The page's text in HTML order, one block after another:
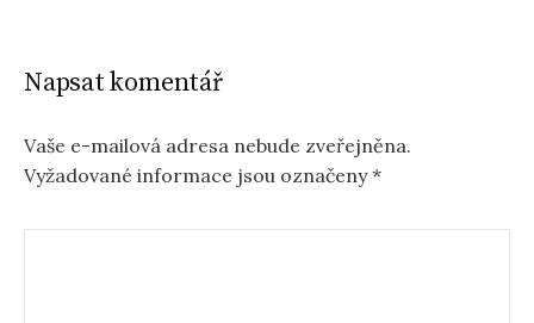
Napsat komentář
Vaše e-mailová adresa nebude zveřejněna.
Vyžadované informace jsou označeny*